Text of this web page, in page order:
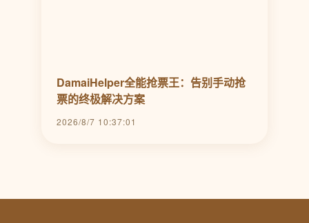
DamaiHelper全能抢票王：告别手动抢
票的终极解决方案
2026/8/7 10:37:01